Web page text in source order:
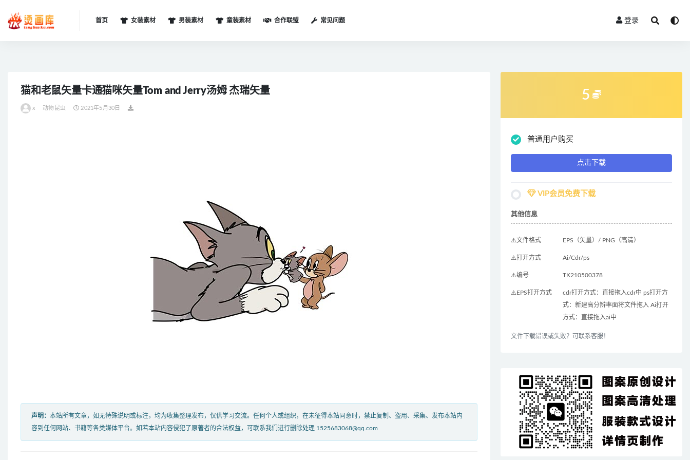
首页 女装素材 男装素材 童装素材 合作联盟 常见问题 登录
猫和老鼠矢量卡通猫咪矢量Tom and Jerry汤姆 杰瑞矢量
x 动物昆虫 2021年5月30日
声明： 本站所有文章，如无特殊说明或标注，均为收集整理发布，仅供学习交流。任何个人或组织，在未征得本站同意时，禁止复制、盗用、采集、发布本站内
容到任何网站、书籍等各类媒体平台。如若本站内容侵犯了原著者的合法权益，可联系我们进行删除处理 1525683068@qq.com
5
普通用户购买
点击下载
VIP会员免费下载
其他信息
⚠️文件格式 EPS（矢量）/ PNG（高清）
⚠️打开方式 Ai/Cdr/ps
⚠️编号 TK210500378
⚠️EPS打开方式
cdr打开方式：直接拖入cdr中 ps打开方
式：新建高分辨率面将文件拖入 Ai打开
方式：直接拖入ai中
文件下载错误或失败？可联系客服！